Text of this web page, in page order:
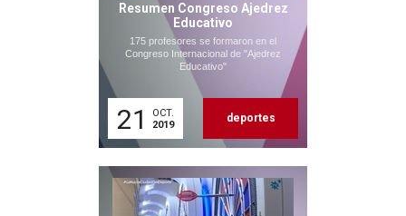
Resumen Congreso Ajedrez
Educativo
175 profesores se formaron en el
Congreso Internacional de "Ajedrez
Educativo"
21
OCT.
2019
deportes